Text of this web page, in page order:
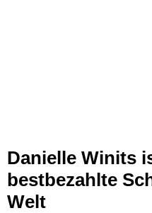
Danielle Winits
bestbezahlte
Welt